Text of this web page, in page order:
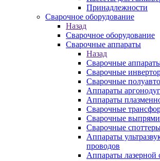
Принадлежности
Сварочное оборудование
Назад
Сварочное оборудование
Сварочные аппараты
Назад
Сварочные
Сварочные
Сварочные
Аппараты
Аппараты
Сварочные
Сварочные
Сварочные
Аппараты
проводов
Аппараты лазерной